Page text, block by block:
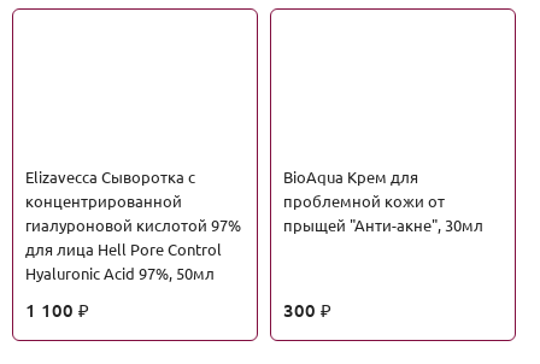
Elizavecca Сыворотка с
концентрированной
гиалуроновой кислотой 97%
для лица Hell Pore Control
Hyaluronic Acid 97%, 50мл
1 100 ₽
BioAqua Крем для
проблемной кожи от
прыщей "Анти-акне", 30мл
300 ₽